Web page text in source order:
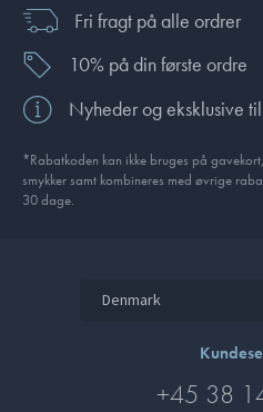
Fri fragt på alle ordrer
10% på din første ordre
Nyheder og eksklusive
*Rabatkoden kan ikke bruges på
smykker samt kombineres med øvrige
30 dage.
Denmark
+45 38